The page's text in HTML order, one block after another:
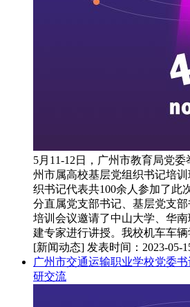
5月11-12日，广州市教育局党
州市属高校基层党组织书记培
织书记代表共100余人参加了此
分直属党支部书记、基层党支部
培训会议邀请了中山大学、华
建专家进行讲授。我校机车车辆
[新闻动态] 发表时间：2023-05-
广州市交通运输职业学校党委
研交流